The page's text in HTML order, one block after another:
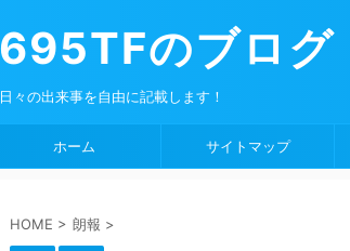
695TFのブログ
日々の出来事を自由に記載します！
ホーム サイトマップ
HOME > 朗報 >